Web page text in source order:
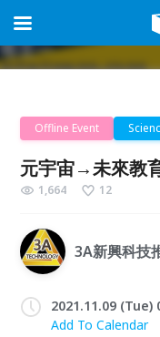
Offline Event
元宇宙→未來教
1,664 12
3A新興科技
2021.11.09 (Tue)
Add To Calendar